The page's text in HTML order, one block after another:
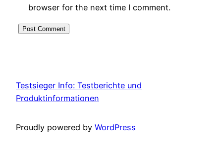
browser for the next time I comment.
Testsieger Info: Testberichte und
Produktinformationen
Proudly powered by WordPress